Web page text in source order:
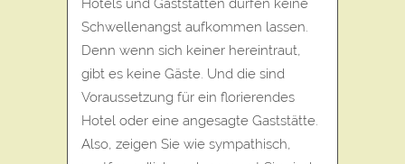
Hotels und Gaststätten dürfen keine
Schwellenangst aufkommen lassen.
Denn wenn sich keiner hereintraut,
gibt es keine Gäste. Und die sind
Voraussetzung für ein florierendes
Hotel oder eine angesagte Gaststätte.
Also, zeigen Sie wie sympathisch,